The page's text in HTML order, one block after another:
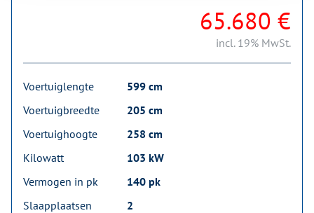
65.680 €
incl. 19% MwSt.
Voertuiglengte
599 cm
Voertuigbreedte
205 cm
Voertuighoogte
258 cm
Kilowatt
103 kW
Vermogen in pk
140 pk
Slaapplaatsen
2